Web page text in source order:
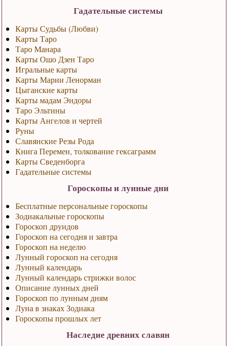
Гадательные системы
Карты Судьбы (Любви)
Карты Таро
Таро Манара
Карты Ошо Дзен Таро
Игральные карты
Карты Марии Ленорман
Цыганские карты
Карты мадам Эндоры
Таро Эльтины
Карты Ангелов и чертей
Руны
Славянские Резы Рода
Книга Перемен, толкование гексаграмм
Карты Сведенборга
Гадательные системы
Гороскопы и лунные дни
Бесплатные персональные гороскопы
Зодиакальные гороскопы
Гороскоп друидов
Гороскоп на сегодня и завтра
Гороскоп на неделю
Лунный гороскоп на сегодня
Лунный календарь
Лунный календарь стрижки волос
Описание лунных дней
Гороскоп по лунным дням
Луна в знаках Зодиака
Гороскопы прошлых лет
Наследие древних славян